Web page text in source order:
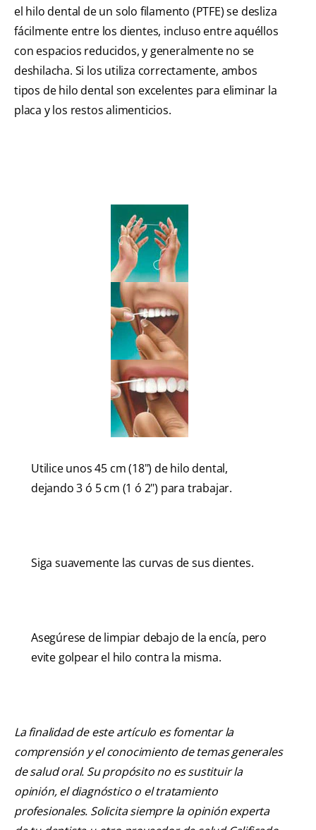
el hilo dental de un solo filamento (PTFE) se desliza
fácilmente entre los dientes, incluso entre aquéllos
con espacios reducidos, y generalmente no se
deshilacha. Si los utiliza correctamente, ambos
tipos de hilo dental son excelentes para eliminar la
placa y los restos alimenticios.
Utilice unos 45 cm (18") de hilo dental,
dejando 3 ó 5 cm (1 ó 2") para trabajar.
Siga suavemente las curvas de sus dientes.
Asegúrese de limpiar debajo de la encía, pero
evite golpear el hilo contra la misma.
La finalidad de este artículo es fomentar la
comprensión y el conocimiento de temas generales
de salud oral. Su propósito no es sustituir la
opinión, el diagnóstico o el tratamiento
profesionales. Solicita siempre la opinión experta